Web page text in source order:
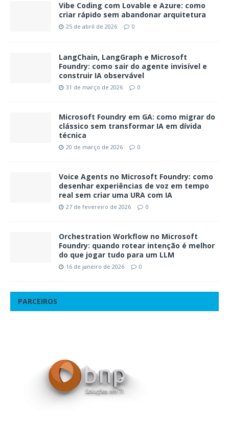
Vibe Coding com Lovable e Azure: como
criar rápido sem abandonar arquitetura
25 de abril de 2026 0
LangChain, LangGraph e Microsoft
Foundry: como sair do agente invisível e
construir IA observável
31 de março de 2026 0
Microsoft Foundry em GA: como migrar do
clássico sem transformar IA em dívida
técnica
20 de março de 2026 0
Voice Agents no Microsoft Foundry: como
desenhar experiências de voz em tempo
real sem criar uma URA com IA
27 de fevereiro de 2026 0
Orchestration Workflow no Microsoft
Foundry: quando rotear intenção é melhor
do que jogar tudo para um LLM
16 de janeiro de 2026 0
PARCEIROS